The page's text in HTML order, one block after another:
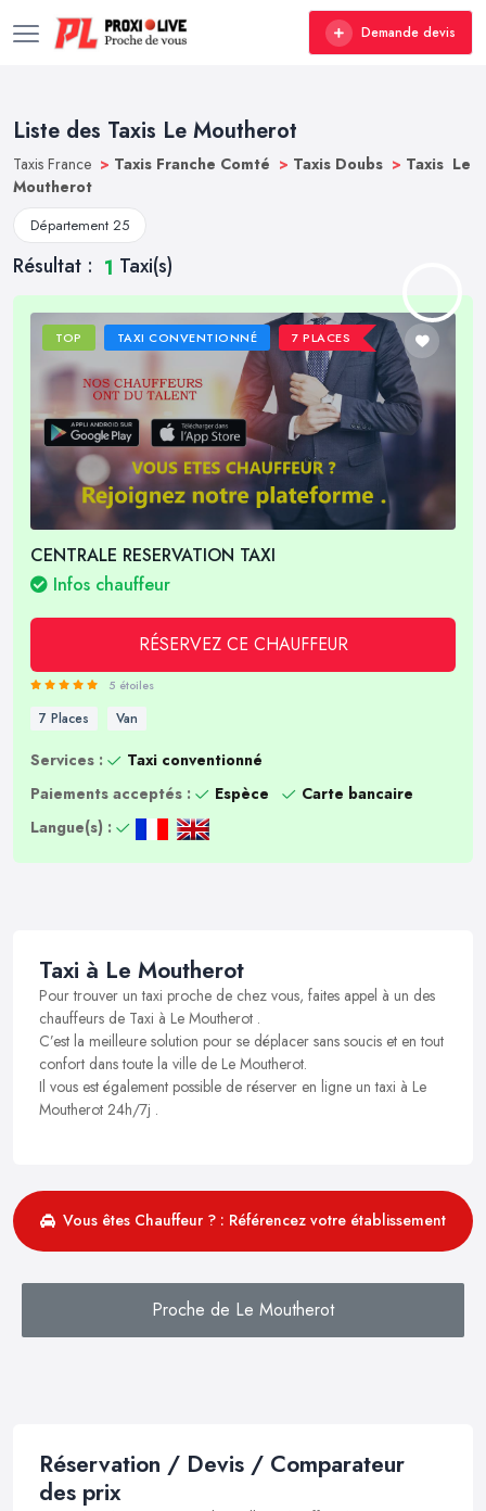
Demande devis
Liste des Taxis Le Moutherot
Taxis France > Taxis Franche Comté > Taxis Doubs > Taxis Le
Moutherot
Département 25
Résultat : 1 Taxi(s)
TOP TAXI CONVENTIONNÉ 7 PLACES
CENTRALE RESERVATION TAXI
Infos chauffeur
RÉSERVEZ CE CHAUFFEUR
5 étoiles
7 Places Van
Services :
Taxi conventionné
Paiements acceptés :
Espèce
Carte bancaire
Langue(s) :
Taxi à Le Moutherot
Pour trouver un taxi proche de chez vous, faites appel à un des
chauffeurs de Taxi à Le Moutherot .
C’est la meilleure solution pour se déplacer sans soucis et en tout
confort dans toute la ville de Le Moutherot.
Il vous est également possible de réserver en ligne un taxi à Le
Moutherot 24h/7j .
Vous êtes Chauffeur ? : Référencez votre établissement
Proche de Le Moutherot
Réservation / Devis / Comparateur
des prix